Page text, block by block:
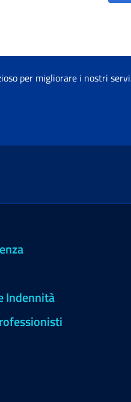
per migliorare i nostri
Indennità